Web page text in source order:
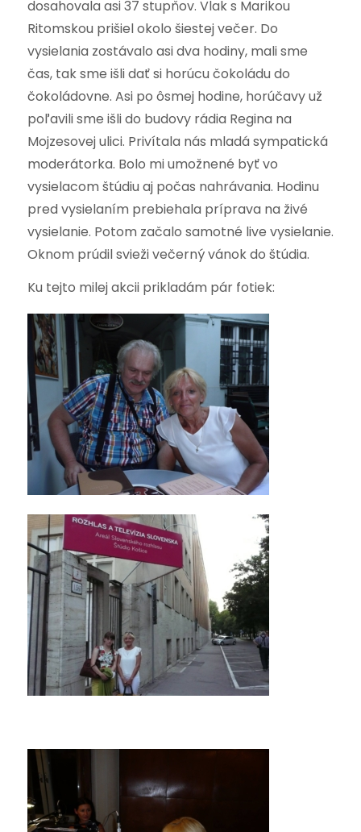
dosahovala asi 37 stupňov. Vlak s Marikou
Ritomskou prišiel okolo šiestej večer. Do
vysielania zostávalo asi dva hodiny, mali sme
čas, tak sme išli dať si horúcu čokoládu do
čokoládovne. Asi po ôsmej hodine, horúčavy už
poľavili sme išli do budovy rádia Regina na
Mojzesovej ulici. Privítala nás mladá sympatická
moderátorka. Bolo mi umožnené byť vo
vysielacom štúdiu aj počas nahrávania. Hodinu
pred vysielaním prebiehala príprava na živé
vysielanie. Potom začalo samotné live vysielanie.
Oknom prúdil svieži večerný vánok do štúdia.
Ku tejto milej akcii prikladám pár fotiek: